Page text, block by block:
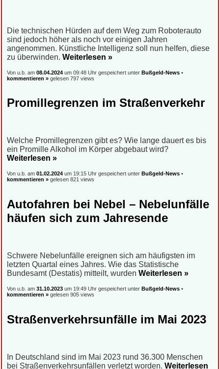
Die technischen Hürden auf dem Weg zum Roboterauto
sind jedoch höher als noch vor einigen Jahren
angenommen. Künstliche Intelligenz soll nun helfen, diese
zu überwinden. Weiterlesen »
Von u.b. am 08.04.2024 um 09:48 Uhr gespeichert unter Bußgeld-News •
kommentieren » gelesen 797 views
Promillegrenzen im Straßenverkehr
Welche Promillegrenzen gibt es? Wie lange dauert es bis
ein Promille Alkohol im Körper abgebaut wird?
Weiterlesen »
Von u.b. am 01.02.2024 um 19:15 Uhr gespeichert unter Bußgeld-News •
kommentieren » gelesen 821 views
Autofahren bei Nebel – Nebelunfälle
häufen sich zum Jahresende
Schwere Nebelunfälle ereignen sich am häufigsten im
letzten Quartal eines Jahres. Wie das Statistische
Bundesamt (Destatis) mitteilt, wurden Weiterlesen »
Von u.b. am 31.10.2023 um 19:49 Uhr gespeichert unter Bußgeld-News •
kommentieren » gelesen 905 views
Straßenverkehrsunfälle im Mai 2023
In Deutschland sind im Mai 2023 rund 36.300 Menschen
bei Straßenverkehrsunfällen verletzt worden. Weiterlesen